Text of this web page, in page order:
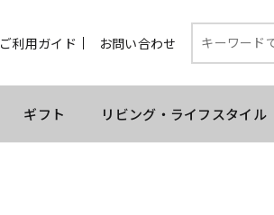
ご利用ガイド お問い合わせ
ギフト リビング・ライフスタイル